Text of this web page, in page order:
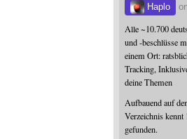
Haplo
Alle ~10.700
und -beschlüsse
einem Ort:
Tracking,
deine Themen
Aufbauend auf
Verzeichnis kennt
gefunden.